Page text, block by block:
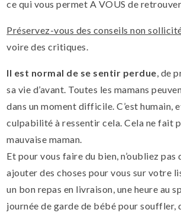
ce qui vous permet A VOUS de retrouver
Préservez-vous des conseils non
voire des critiques.
Il est normal de se sentir perdue, de
sa vie d’avant. Toutes les mamans
dans un moment difficile. C’est humain,
culpabilité à ressentir cela. Cela ne fait
mauvaise maman.
Et pour vous faire du bien, n’oubliez pas
ajouter des choses pour vous sur votre
un bon repas en livraison, une heure au
journée de garde de bébé pour souffler,